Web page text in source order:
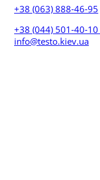
+38 (063) 888-46-95
+38 (044) 501-40-10
info@testo.kiev.ua